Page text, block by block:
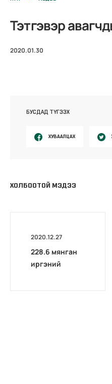
Тэтгэвэр
2020.01.30
БУСДАД ТҮГЭЭХ
ХУВААЛЦАХ
ХОЛБООТОЙ МЭДЭЭ
2020.12.27
228.6 мянган
иргэний